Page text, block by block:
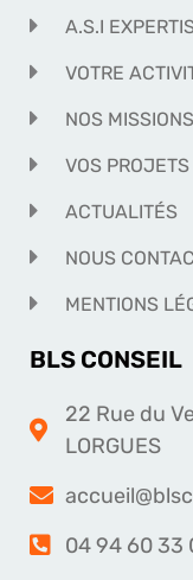
A.S.I
VOTRE
NOS MISSIONS
VOS PROJETS
ACTUALITÉS
NOUS
MENTIONS
BLS CONSEIL
22 Rue du
LORGUES
04 94 60 33